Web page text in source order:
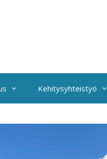
Kehitysyhteistyö